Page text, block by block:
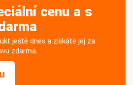
cenu a s
ještě dnes a získáte jej za
zdarma.